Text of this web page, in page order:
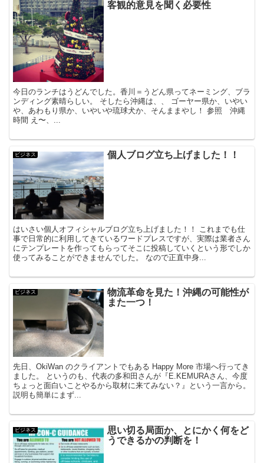
客観的意見を聞く必要性
今日のランチはうどんでした。香川＝うどん県ってネーミング、ブラ
ンディング素晴らしい。 そしたら沖縄は、、 ゴーヤー県か、いやい
や、あわもり県か、いやいや琉球犬か、そんままやし！ 参照 沖縄
時間 え〜、...
ビジネス 個人ブログ立ち上げました！！
はいさい個人オフィシャルブログ立ち上げました！！ これまでも仕
事で日常的に利用してきているワードプレスですが、実際は業者さん
にテンプレートを作ってもらってそこに投稿していくという形でしか
使ってみることができませんでした。 なので正直中身...
ビジネス
物流革命を見た！沖縄の可能性が
また一つ！
先日、OkiWan のクライアントでもある Happy More 市場へ行ってき
ました。 というのも、代表の多和田さんが『E.KEMURAさん、今度
ちょっと面白いことやるから取材に来てみない？』という一言から。
説明も簡単にまず...
ビジネス
思い切る局面か、とにかく何をど
うできるかの判断を！